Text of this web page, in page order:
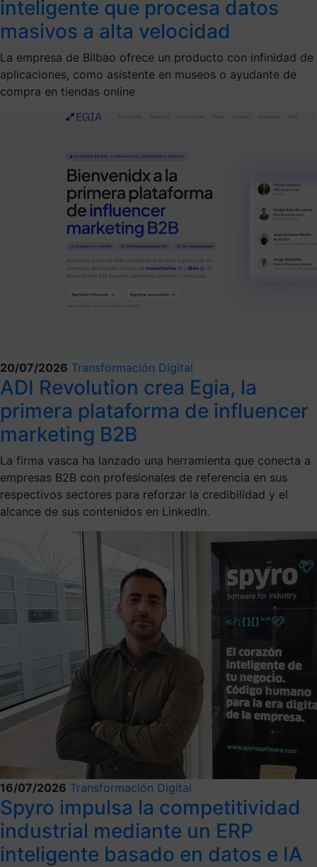
inteligente que procesa datos
masivos a alta velocidad
La empresa de Bilbao ofrece un producto con infinidad de
aplicaciones, como asistente en museos o ayudante de
compra en tiendas online
20/07/2026 Transformación Digital
ADI Revolution crea Egia, la
primera plataforma de influencer
marketing B2B
La firma vasca ha lanzado una herramienta que conecta a
empresas B2B con profesionales de referencia en sus
respectivos sectores para reforzar la credibilidad y el
alcance de sus contenidos en LinkedIn.
16/07/2026 Transformación Digital
Spyro impulsa la competitividad
industrial mediante un ERP
inteligente basado en datos e IA